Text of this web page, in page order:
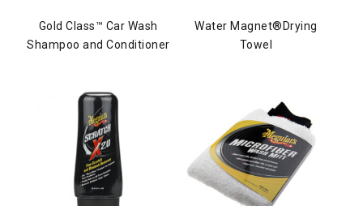
Gold Class™ Car Wash
Shampoo and Conditioner
Water Magnet®Drying
Towel